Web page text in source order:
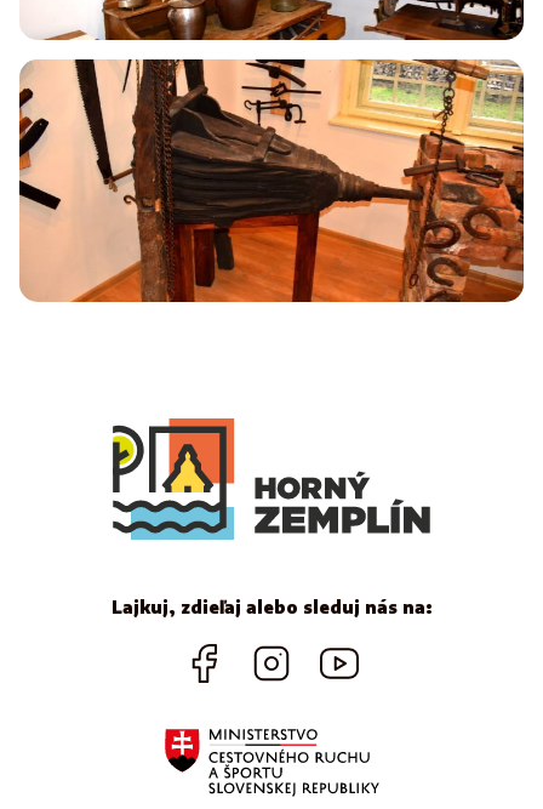
Lajkuj, zdieľaj alebo sleduj nás na: